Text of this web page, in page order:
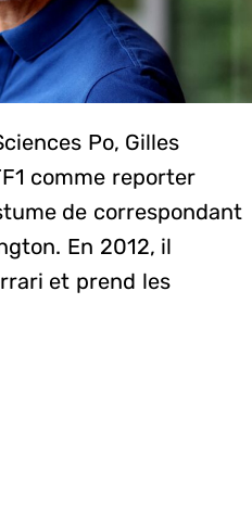
Po, Gilles
comme reporter
de correspondant
En 2012, il
et prend les